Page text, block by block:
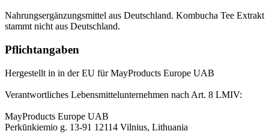
Nahrungsergänzungsmittel aus Deutschland. Kombucha Tee Extrakt
stammt nicht aus Deutschland.
Pflichtangaben
Hergestellt in in der EU für MayProducts Europe UAB
Verantwortliches Lebensmittelunternehmen nach Art. 8 LMIV:
MayProducts Europe UAB
Perkūnkiemio g. 13-91 12114 Vilnius, Lithuania